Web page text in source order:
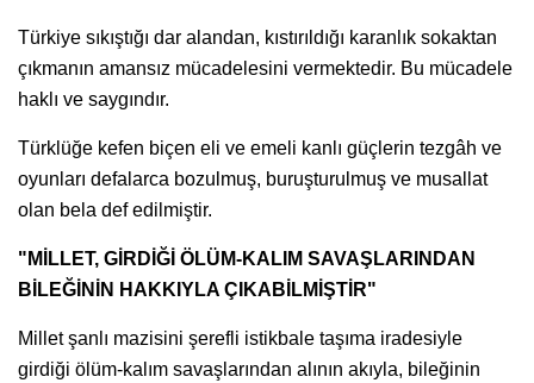
Türkiye sıkıştığı dar alandan, kıstırıldığı karanlık sokaktan
çıkmanın amansız mücadelesini vermektedir. Bu mücadele
haklı ve saygındır.
Türklüğe kefen biçen eli ve emeli kanlı güçlerin tezgâh ve
oyunları defalarca bozulmuş, buruşturulmuş ve musallat
olan bela def edilmiştir.
"MİLLET, GİRDİĞİ ÖLÜM-KALIM SAVAŞLARINDAN
BİLEĞİNİN HAKKIYLA ÇIKABİLMİŞTİR"
Millet şanlı mazisini şerefli istikbale taşıma iradesiyle
girdiği ölüm-kalım savaşlarından alının akıyla, bileğinin